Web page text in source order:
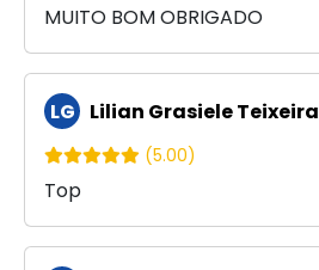
MUITO BOM OBRIGADO
LG Lilian Grasiele Teixeira
(5.00)
Top